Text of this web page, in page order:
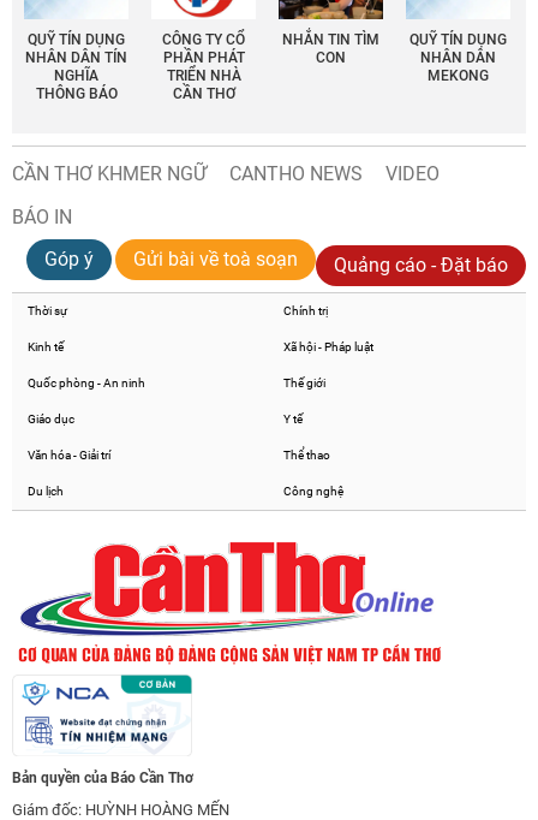
QUỸ TÍN DỤNG
NHÂN DÂN TÍN
NGHĨA
THÔNG BÁO
CÔNG TY CỔ
PHẦN PHÁT
TRIỂN NHÀ
CẦN THƠ
NHẮN TIN TÌM
CON
QUỸ TÍN DỤNG
NHÂN DÂN
MEKONG
CẦN THƠ KHMER NGỮ CANTHO NEWS
VIDEO
BÁO IN
Góp ý
Gửi bài về toà soạn Quảng cáo - Đặt báo
Thời sự Chính trị
Kinh tế Xã hội - Pháp luật
Quốc phòng - An ninh Thế giới
Giáo dục Y tế
Văn hóa - Giải trí Thể thao
Du lịch Công nghệ
Bản quyền của Báo Cần Thơ
Giám đốc: HUỲNH HOÀNG MẾN